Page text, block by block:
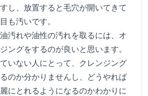
し、放置すると毛穴が開いてきて
も汚いです。
汚れや油性の汚れを取るには、オ
ングをするのが良いと思います。
いない人にとって、クレンジング
のか分かりませんし、どうやれば
にとれるようになるのかわかりに